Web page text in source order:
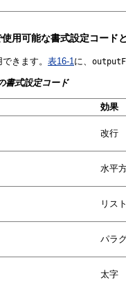
用可能な書式設定コード
きます。 表16-1 に、
書式設定コード
効果
改行
水平
リス
パラ
太字